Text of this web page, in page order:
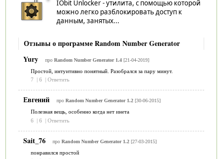
IObit Unlocker - утилита, с помощью которой
можно легко разблокировать доступ к
данным, занятых...
Отзывы о программе Random Number Generator
Yury
про Random Number Generator 1.4[21-04-2019]
Простой, интуитивно понятный. Разобрался за пару минут.
7
6 Ответить
Евгений про Random Number Generator 1.2[30-06-2015]
Полезная вещь, особенно когда нет инета
6
| 6 | Ответить
Sait_76 про Random Number Generator 1.2[27-03-2015]
понравился простой